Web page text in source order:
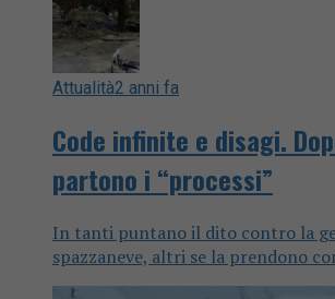
Attualità2 anni fa
Code infinite e disagi.
partono i “processi”
In tanti puntano il dito contro la
spazzaneve, altri se la prendono